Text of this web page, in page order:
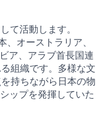
て活動します。
オーストラリア、
ア、アラブ首長国連
組織です。多様な文
持ちながら日本の物
ップを発揮していた